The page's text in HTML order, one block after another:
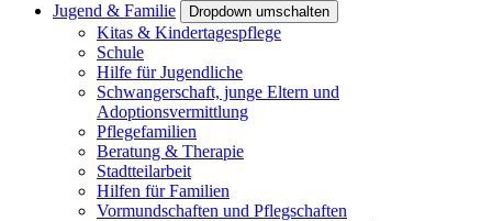
Jugend & Familie Dropdown umschalten
Kitas & Kindertagespflege
Schule
Hilfe für Jugendliche
Schwangerschaft, junge Eltern und
Adoptionsvermittlung
Pflegefamilien
Beratung & Therapie
Stadtteilarbeit
Hilfen für Familien
Vormundschaften und Pflegschaften